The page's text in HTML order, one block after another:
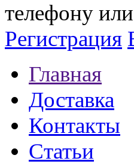
телефону
Регистрация
Главная
Доставка
Контакты
Статьи